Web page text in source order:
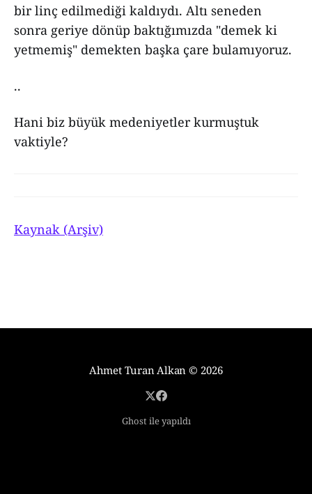
bir linç edilmediği kaldıydı. Altı seneden
sonra geriye dönüp baktığımızda "demek ki
yetmemiş" demekten başka çare bulamıyoruz.
..
Hani biz büyük medeniyetler kurmuştuk
vaktiyle?
Kaynak (Arşiv)
Ahmet Turan Alkan © 2026
Ghost ile yapıldı